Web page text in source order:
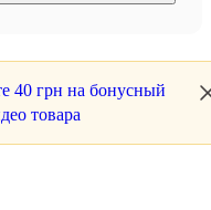
40 грн на бонусный
товара